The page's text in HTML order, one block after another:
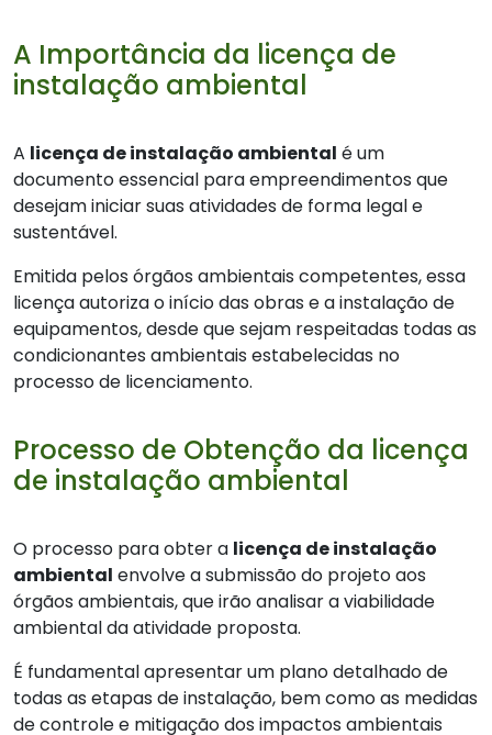
A Importância da licença de
instalação ambiental
A licença de instalação ambiental é um
documento essencial para empreendimentos que
desejam iniciar suas atividades de forma legal e
sustentável.
Emitida pelos órgãos ambientais competentes, essa
licença autoriza o início das obras e a instalação de
equipamentos, desde que sejam respeitadas todas as
condicionantes ambientais estabelecidas no
processo de licenciamento.
Processo de Obtenção da licença
de instalação ambiental
O processo para obter a licença de instalação
ambiental envolve a submissão do projeto aos
órgãos ambientais, que irão analisar a viabilidade
ambiental da atividade proposta.
É fundamental apresentar um plano detalhado de
todas as etapas de instalação, bem como as medidas
de controle e mitigação dos impactos ambientais